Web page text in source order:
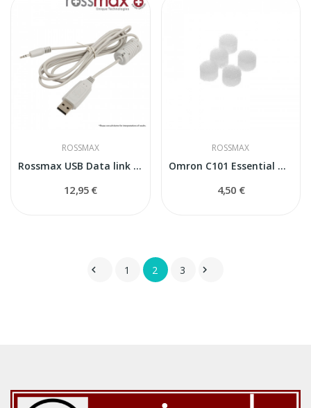
ROSSMAX
Rossmax USB Data link кабель
12,95 €
ROSSMAX
Omron C101 Essential фильтры
4,50 €
 1 2 3 